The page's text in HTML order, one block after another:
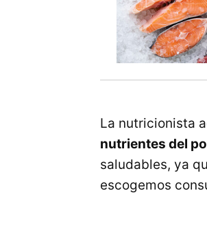
La nutricionista
nutrientes del
saludables, ya
escogemos